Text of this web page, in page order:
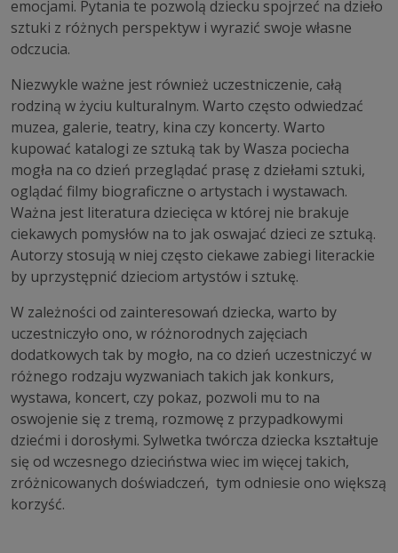
emocjami. Pytania te pozwolą dziecku spojrzeć na dzieło
sztuki z różnych perspektyw i wyrazić swoje własne
odczucia.
Niezwykle ważne jest również uczestniczenie, całą
rodziną w życiu kulturalnym. Warto często odwiedzać
muzea, galerie, teatry, kina czy koncerty. Warto
kupować katalogi ze sztuką tak by Wasza pociecha
mogła na co dzień przeglądać prasę z dziełami sztuki,
oglądać filmy biograficzne o artystach i wystawach.
Ważna jest literatura dziecięca w której nie brakuje
ciekawych pomysłów na to jak oswajać dzieci ze sztuką.
Autorzy stosują w niej często ciekawe zabiegi literackie
by uprzystępnić dzieciom artystów i sztukę.
W zależności od zainteresowań dziecka, warto by
uczestniczyło ono, w różnorodnych zajęciach
dodatkowych tak by mogło, na co dzień uczestniczyć w
różnego rodzaju wyzwaniach takich jak konkurs,
wystawa, koncert, czy pokaz, pozwoli mu to na
oswojenie się z tremą, rozmowę z przypadkowymi
dziećmi i dorosłymi. Sylwetka twórcza dziecka kształtuje
się od wczesnego dzieciństwa wiec im więcej takich,
zróżnicowanych doświadczeń, tym odniesie ono większą
korzyść.